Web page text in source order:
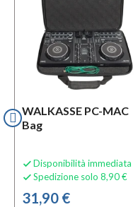
WALKASSE PC-MAC
Bag
 Disponibilità immediata
 Spedizione solo 8,90 €
31,90 €